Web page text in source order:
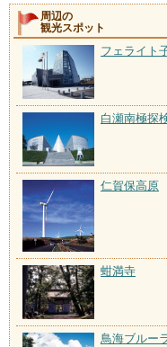
周辺の
観光スポット
フェライト
白瀬南極探
仁賀保高原
蚶満寺
鳥海ブルー